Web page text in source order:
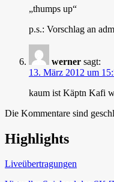
„thumps up“
p.s.: Vorschlag an
werner sagt:
13. März 2012 um
kaum ist Käptn Kafi
Die Kommentare sind
Schach in Lauffen
Highlights
Liveübertragungen